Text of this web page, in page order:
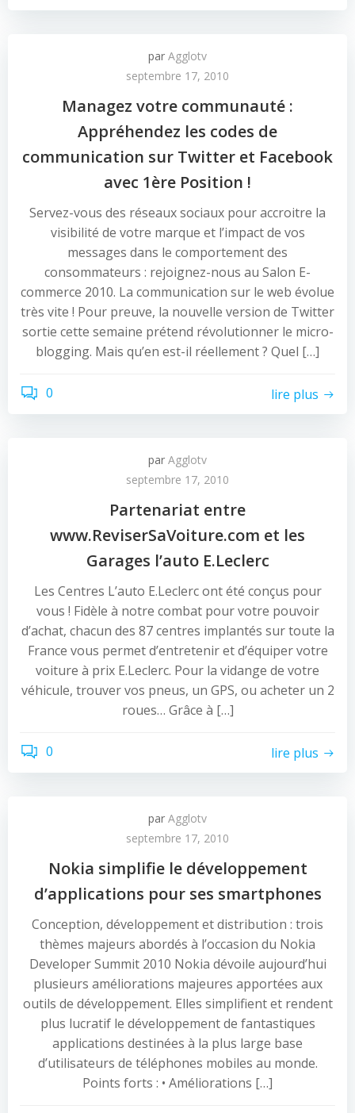
par Agglotv
septembre 17, 2010
Managez votre communauté :
Appréhendez les codes de
communication sur Twitter et Facebook
avec 1ère Position !
Servez-vous des réseaux sociaux pour accroitre la
visibilité de votre marque et l’impact de vos
messages dans le comportement des
consommateurs : rejoignez-nous au Salon E-
commerce 2010. La communication sur le web évolue
très vite ! Pour preuve, la nouvelle version de Twitter
sortie cette semaine prétend révolutionner le micro-
blogging. Mais qu’en est-il réellement ? Quel […]
0 lire plus
par Agglotv
septembre 17, 2010
Partenariat entre
www.ReviserSaVoiture.com et les
Garages l’auto E.Leclerc
Les Centres L’auto E.Leclerc ont été conçus pour
vous ! Fidèle à notre combat pour votre pouvoir
d’achat, chacun des 87 centres implantés sur toute la
France vous permet d’entretenir et d’équiper votre
voiture à prix E.Leclerc. Pour la vidange de votre
véhicule, trouver vos pneus, un GPS, ou acheter un 2
roues… Grâce à […]
0 lire plus
par Agglotv
septembre 17, 2010
Nokia simplifie le développement
d’applications pour ses smartphones
Conception, développement et distribution : trois
thèmes majeurs abordés à l’occasion du Nokia
Developer Summit 2010 Nokia dévoile aujourd’hui
plusieurs améliorations majeures apportées aux
outils de développement. Elles simplifient et rendent
plus lucratif le développement de fantastiques
applications destinées à la plus large base
d’utilisateurs de téléphones mobiles au monde.
Points forts : • Améliorations […]